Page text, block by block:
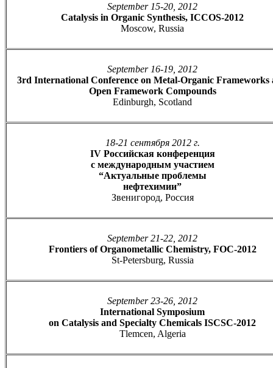
September 15-20, 2012
Catalysis in Organic Synthesis, ICCOS-2012
Moscow, Russia
September 16-19, 2012
3rd International Conference on Metal-Organic Frameworks
Open Framework Compounds
Edinburgh, Scotland
18-21 сентября 2012 г.
IV Российская конференция
с международным участием
“Актуальные проблемы
нефтехимии”
Звенигород, Россия
September 21-22, 2012
Frontiers of Organometallic Chemistry, FOC-2012
St-Petersburg, Russia
September 23-26, 2012
International Symposium
on Catalysis and Specialty Chemicals ISCSC-2012
Tlemcen, Algeria